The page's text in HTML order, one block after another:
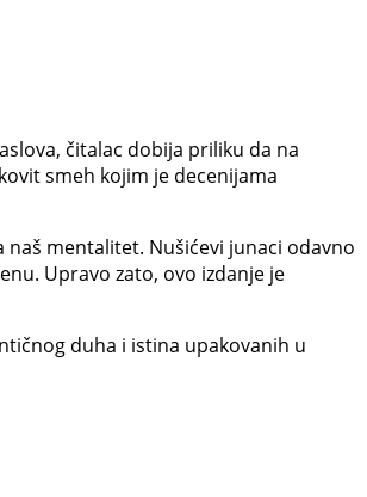
čitalac dobija priliku da na
smeh kojim je decenijama
mentalitet. Nušićevi junaci odavno
Upravo zato, ovo izdanje je
duha i istina upakovanih u